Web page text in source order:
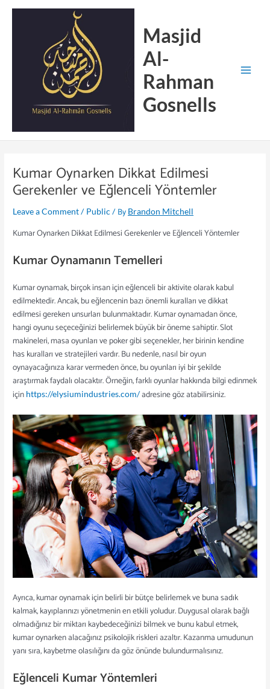
Masjid
Al-
Rahman
Gosnells
Kumar Oynarken Dikkat Edilmesi
Gerekenler ve Eğlenceli Yöntemler
Leave a Comment/ Public / ByBrandon Mitchell
Kumar Oynarken Dikkat Edilmesi Gerekenler ve Eğlenceli Yöntemler
Kumar Oynamanın Temelleri
Kumar oynamak, birçok insan için eğlenceli bir aktivite olarak kabul
edilmektedir. Ancak, bu eğlencenin bazı önemli kuralları ve dikkat
edilmesi gereken unsurları bulunmaktadır. Kumar oynamadan önce,
hangi oyunu seçeceğinizi belirlemek büyük bir öneme sahiptir. Slot
makineleri, masa oyunları ve poker gibi seçenekler, her birinin kendine
has kuralları ve stratejileri vardır. Bu nedenle, nasıl bir oyun
oynayacağınıza karar vermeden önce, bu oyunları iyi bir şekilde
araştırmak faydalı olacaktır. Örneğin, farklı oyunlar hakkında bilgi edinmek
için https://elysiumindustries.com/adresine göz atabilirsiniz.
Ayrıca, kumar oynamak için belirli bir bütçe belirlemek ve buna sadık
kalmak, kayıplarınızı yönetmenin en etkili yoludur. Duygusal olarak bağlı
olmadığınız bir miktarı kaybedeceğinizi bilmek ve bunu kabul etmek,
kumar oynarken alacağınız psikolojik riskleri azaltır. Kazanma umudunun
yanı sıra, kaybetme olasılığını da göz önünde bulundurmalısınız.
Eğlenceli Kumar Yöntemleri